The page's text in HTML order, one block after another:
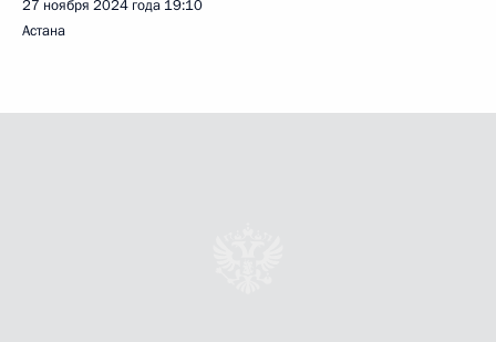
27 ноября 2024 года 19:10
Астана